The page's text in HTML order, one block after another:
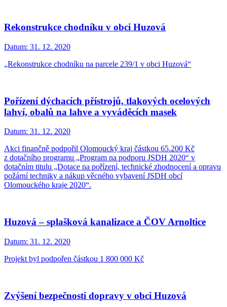
Rekonstrukce chodníku v obci Huzová
Datum: 31. 12. 2020
„Rekonstrukce chodníku na parcele 239/1 v obci Huzová“
Pořízení dýchacích přístrojů, tlakových ocelových
lahví, obalů na lahve a vyváděcích masek
Datum: 31. 12. 2020
Akci finančně podpořil Olomoucký kraj částkou 65.200 Kč
z dotačního programu „Program na podporu JSDH 2020“ v
dotačním titulu „Dotace na pořízení, technické zhodnocení a opravu
požární techniky a nákup věcného vybavení JSDH obcí
Olomouckého kraje 2020“.
Huzová – splašková kanalizace a ČOV Arnoltice
Datum: 31. 12. 2020
Projekt byl podpořen částkou 1 800 000 Kč
Zvýšení bezpečnosti dopravy v obci Huzová